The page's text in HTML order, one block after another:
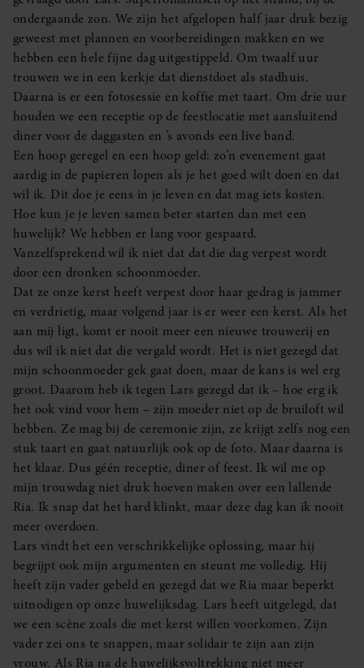
ondergaande zon. We zijn het afgelopen half jaar druk bezig
geweest met plannen en voorbereidingen makken en we
hebben een hele fijne dag uitgestippeld. Om twaalf uur
trouwen we in een kerkje dat dienstdoet als stadhuis.
Daarna is er een fotosessie en koffie met taart. Om drie uur
houden we een receptie op de feestlocatie met aansluitend
diner voor de daggasten en ’s avonds een live band.
Een hoop geregel en een hoop geld: zo’n evenement gaat
aardig in de papieren lopen als je het goed wilt doen en dat
wil ik. Dit doe je eens in je leven en dat mag iets kosten.
Hoe kun je je leven samen beter starten dan met een
huwelijk? We hebben er lang voor gespaard.
Vanzelfsprekend wil ik niet dat dat die dag verpest wordt
door een dronken schoonmoeder.
Dat ze onze kerst heeft verpest door haar gedrag is jammer
en verdrietig, maar volgend jaar is er weer een kerst. Als het
aan mij ligt, komt er nooit meer een nieuwe trouwerij en
dus wil ik niet dat die vergald wordt. Het is niet gezegd dat
mijn schoonmoeder gek gaat doen, maar de kans is wel erg
groot. Daarom heb ik tegen Lars gezegd dat ik – hoe erg ik
het ook vind voor hem – zijn moeder niet op de bruiloft wil
hebben. Ze mag bij de ceremonie zijn, ze krijgt zelfs nog een
stuk taart en gaat natuurlijk ook op de foto. Maar daarna is
het klaar. Dus géén receptie, diner of feest. Ik wil me op
mijn trouwdag niet druk hoeven maken over een lallende
Ria. Ik snap dat het hard klinkt, maar deze dag kan ik nooit
meer overdoen.
Lars vindt het een verschrikkelijke oplossing, maar hij
begrijpt ook mijn argumenten en steunt me volledig. Hij
heeft zijn vader gebeld en gezegd dat we Ria maar beperkt
uitnodigen op onze huwelijksdag. Lars heeft uitgelegd, dat
we een scène zoals die met kerst willen voorkomen. Zijn
vader zei ons te snappen, maar solidair te zijn aan zijn
vrouw. Als Ria na de huwelijksvoltrekking niet meer